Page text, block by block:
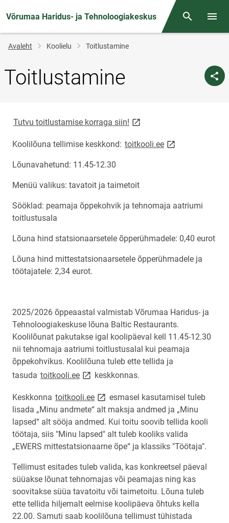
Võrumaa Haridus- ja Tehnoloogiakeskus Otsing
Jälglink
Avaleht Koolielu Toitlustamine
Toitlustamine
Tutvu toitlustamise korraga siin! link opens on new page
Koolilõuna tellimise keskkond: toitkooli.eelink opens on
Lõunavahetund: 11.45-12.30
Menüü valikus: tavatoit ja taimetoit
Sööklad: peamaja õppekohvik ja tehnomaja aatriumi
toitlustusala
Lõuna hind statsionaarsetele õpperühmadele: 0,40 eurot
Lõuna hind mittestatsionaarsetele õpperühmadele ja
töötajatele: 2,34 eurot.
2025/2026 õppeaastal valmistab Võrumaa Haridus- ja
Tehnoloogiakeskuse lõuna Baltic Restaurants.
Koolilõunat pakutakse igal koolipäeval kell 11.45-12.30
nii tehnomaja aatriumi toitlustusalal kui peamaja
õppekohvikus. Koolilõuna tuleb ette tellida ja
tasuda toitkooli.eelink opens on new page
keskkonnas.
Keskkonna toitkooli.eelink opens on new page
esmasel kasutamisel tuleb
lisada „Minu andmete“ alt maksja andmed ja „Minu
lapsed“ alt sööja andmed. Kui toitu soovib tellida kooli
töötaja, siis "Minu lapsed" alt tuleb kooliks valida
„EWERS mittestatsionaarne õpe“ ja klassiks "Töötaja".
Tellimust esitades tuleb valida, kas konkreetsel päeval
süüakse lõunat tehnomajas või peamajas ning kas
soovitakse süüa tavatoitu või taimetoitu. Lõuna tuleb
ette tellida hiljemalt eelmise koolipäeva õhtuks kella
22.00. Samuti saab koolilõuna tellimust tühistada